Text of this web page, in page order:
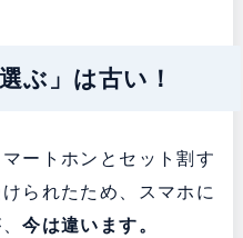
ぶ」は古い！
ートホンとセット割す
られたため、スマホに
今は違います。